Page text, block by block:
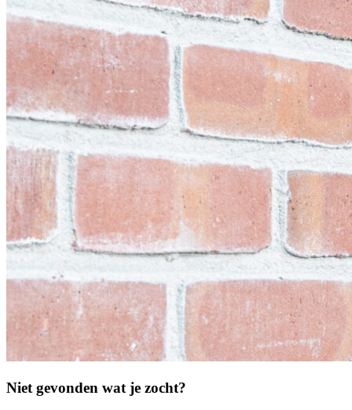
Niet gevonden wat je zocht?